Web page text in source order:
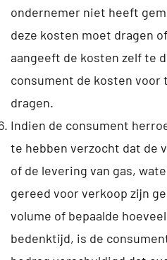
ondernemer niet heeft
deze kosten moet dragen
aangeeft de kosten zelf te
consument de kosten
dragen.
Indien de consument
te hebben verzocht dat de
of de levering van gas,
gereed voor verkoop zijn
volume of bepaalde
bedenktijd, is de